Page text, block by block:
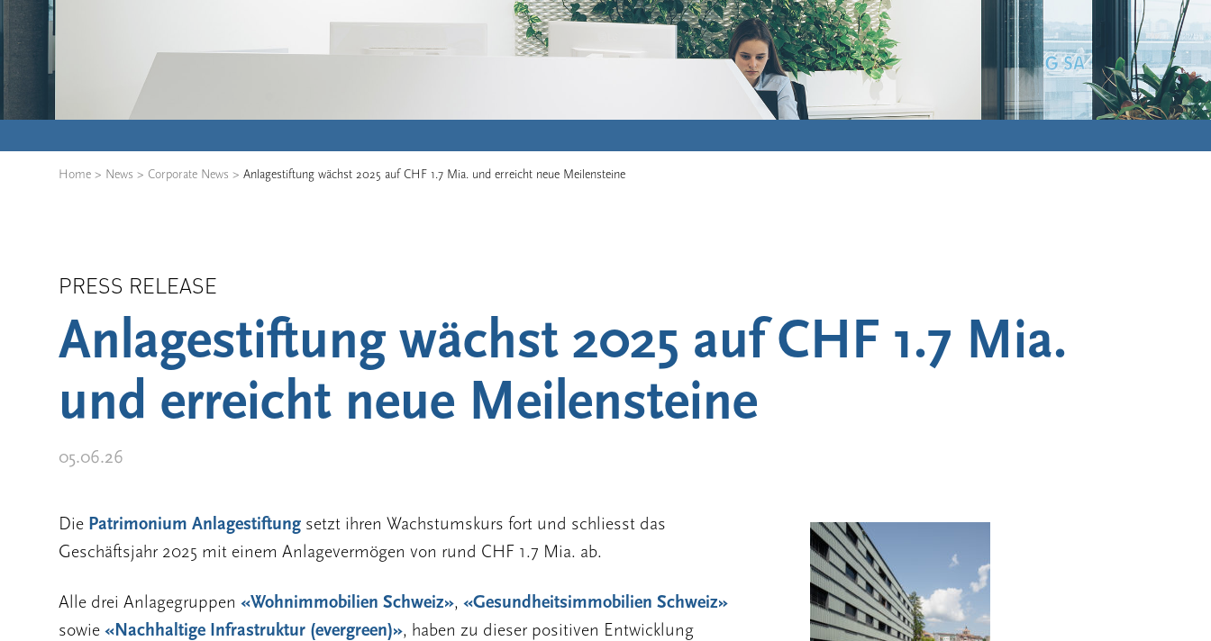
Home > News > Corporate News > Anlagestiftung wächst 2025 auf CHF 1.7 Mia. und erreicht neue Meilensteine
PRESS RELEASE
Anlagestiftung wächst 2025 auf CHF 1.7 Mia.
und erreicht neue Meilensteine
05.06.26
Die Patrimonium Anlagestiftung setzt ihren Wachstumskurs fort und schliesst das
Geschäftsjahr 2025 mit einem Anlagevermögen von rund CHF 1.7 Mia. ab.
Alle drei Anlagegruppen «Wohnimmobilien Schweiz», «Gesundheitsimmobilien Schweiz»
sowie «Nachhaltige Infrastruktur (evergreen)», haben zu dieser positiven Entwicklung